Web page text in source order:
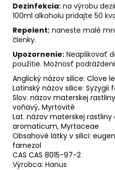
Dezinfekcia: na výrobu
100ml alkoholu pridajte 50
Repelent: naneste malé
členky.
Upozornenie: Neaplikovať
použitie. Možnosť
Anglický názov silice: Clove
Latinský názov silice: Syzygii
Slov. názov materskej
voňavý, Myrtovité
Lat. názov materskej rastliny
aromaticum, Myrtaceae
Obsahové látky v silici:
farnezol
CAS CAS 8015-97-2
Výrobca: Hanus